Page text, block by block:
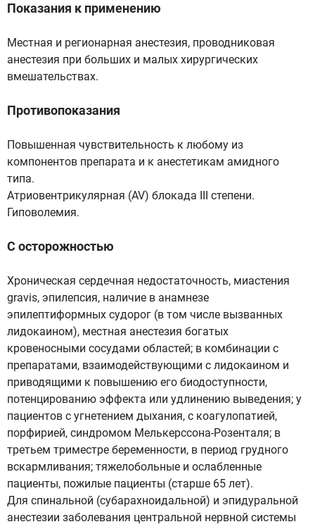
Показания к применению
Местная и регионарная анестезия, проводниковая
анестезия при больших и малых хирургических
вмешательствах.
Противопоказания
Повышенная чувствительность к любому из
компонентов препарата и к анестетикам амидного
типа.
Атриовентрикулярная (AV) блокада III степени.
Гиповолемия.
С осторожностью
Хроническая сердечная недостаточность, миастения
gravis, эпилепсия, наличие в анамнезе
эпилептиформных судорог (в том числе вызванных
лидокаином), местная анестезия богатых
кровеносными сосудами областей; в комбинации с
препаратами, взаимодействующими с лидокаином и
приводящими к повышению его биодоступности,
потенцированию эффекта или удлинению выведения; у
пациентов с угнетением дыхания, с коагулопатией,
порфирией, синдромом Мелькерссона-Розенталя; в
третьем триместре беременности, в период грудного
вскармливания; тяжелобольные и ослабленные
пациенты, пожилые пациенты (старше 65 лет).
Для спинальной (субарахноидальной) и эпидуральной
анестезии заболевания центральной нервной системы